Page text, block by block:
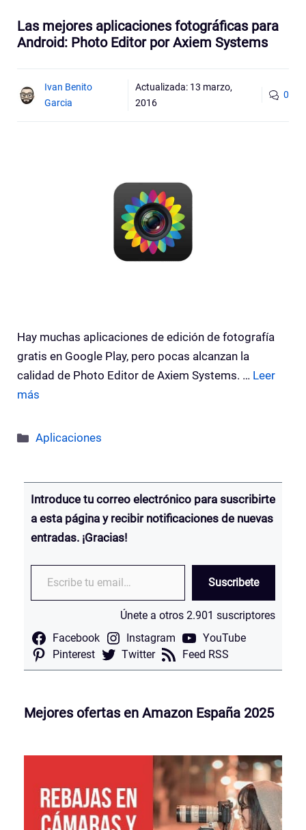
Las mejores aplicaciones fotográficas para
Android: Photo Editor por Axiem Systems
Ivan Benito
Garcia
Actualizada: 13 marzo,
2016
0
Hay muchas aplicaciones de edición de fotografía
gratis en Google Play, pero pocas alcanzan la
calidad de Photo Editor de Axiem Systems. … Leer
más
Categorías
Aplicaciones
Introduce tu correo electrónico para suscribirte
a esta página y recibir notificaciones de nuevas
entradas. ¡Gracias!
Escribe tu email…
Suscribete
Únete a otros 2.901 suscriptores
Facebook Instagram
YouTube
Pinterest
Twitter Feed RSS
Mejores ofertas en Amazon España 2025